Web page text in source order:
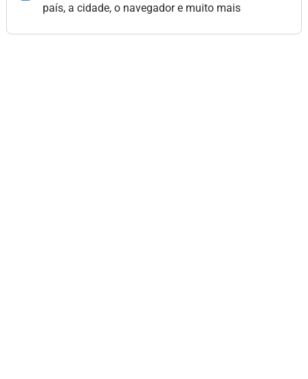
país, a cidade, o navegador e muito mais